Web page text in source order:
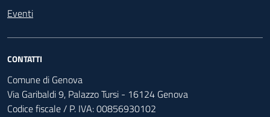
Eventi
CONTATTI
Comune di Genova
Via Garibaldi 9, Palazzo Tursi - 16124 Genova
Codice fiscale / P. IVA: 00856930102